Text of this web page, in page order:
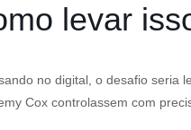
levar
no digital, o desafio seria
Cox controlassem com